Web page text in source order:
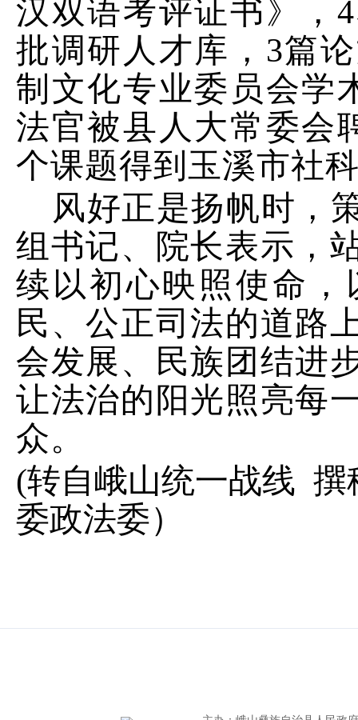
汉双语考评证书》， 4
批调研人才库， 3篇
制文化专业委员会学
法官被县人大常委会
个课题得到玉溪市社
风好正是扬帆时，
组书记、院长表示，
续以初心映照使命
民、公正司法的道路
会发展、民族团结进
让法治的阳光照亮每
众。
(转自峨山统一战线 撰
委政法委）